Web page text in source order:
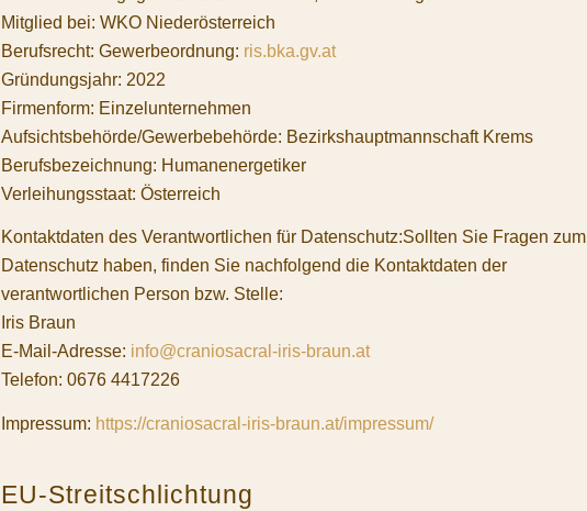
Mitglied bei: WKO Niederösterreich
Berufsrecht: Gewerbeordnung: ris.bka.gv.at
Gründungsjahr: 2022
Firmenform: Einzelunternehmen
Aufsichtsbehörde/Gewerbebehörde: Bezirkshauptmannschaft Krems
Berufsbezeichnung: Humanenergetiker
Verleihungsstaat: Österreich
Kontaktdaten des Verantwortlichen für Datenschutz:Sollten Sie Fragen zum
Datenschutz haben, finden Sie nachfolgend die Kontaktdaten der
verantwortlichen Person bzw. Stelle:
Iris Braun
E-Mail-Adresse: info@craniosacral-iris-braun.at
Telefon: 0676 4417226
Impressum: https://craniosacral-iris-braun.at/impressum/
EU-Streitschlichtung